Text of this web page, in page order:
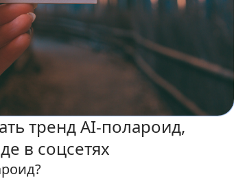
тренд AI-полароид,
в соцсетях